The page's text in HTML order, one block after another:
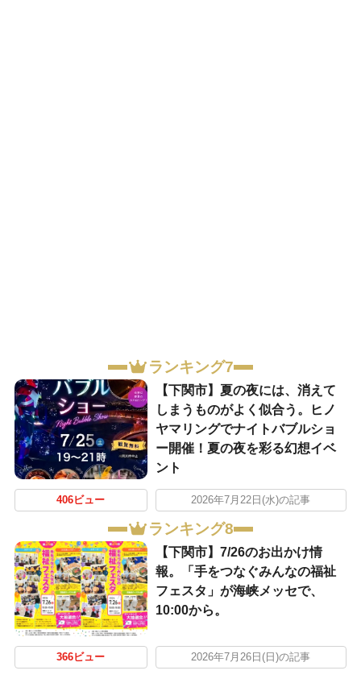
ランキング7
【下関市】夏の夜には、消えて
しまうものがよく似合う。ヒノ
ヤマリングでナイトバブルショ
ー開催！夏の夜を彩る幻想イベ
ント
406ビュー 2026年7月22日(水)の記事
ランキング8
【下関市】7/26のお出かけ情
報。「手をつなぐみんなの福祉
フェスタ」が海峡メッセで、
10:00から。
366ビュー 2026年7月26日(日)の記事